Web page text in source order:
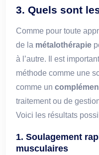
3. Quels sont
Comme pour toute
de la métalothérapie
à l’autre. Il est
méthode comme une
comme un
traitement ou de
Voici les résultats
1. Soulagement
musculaires